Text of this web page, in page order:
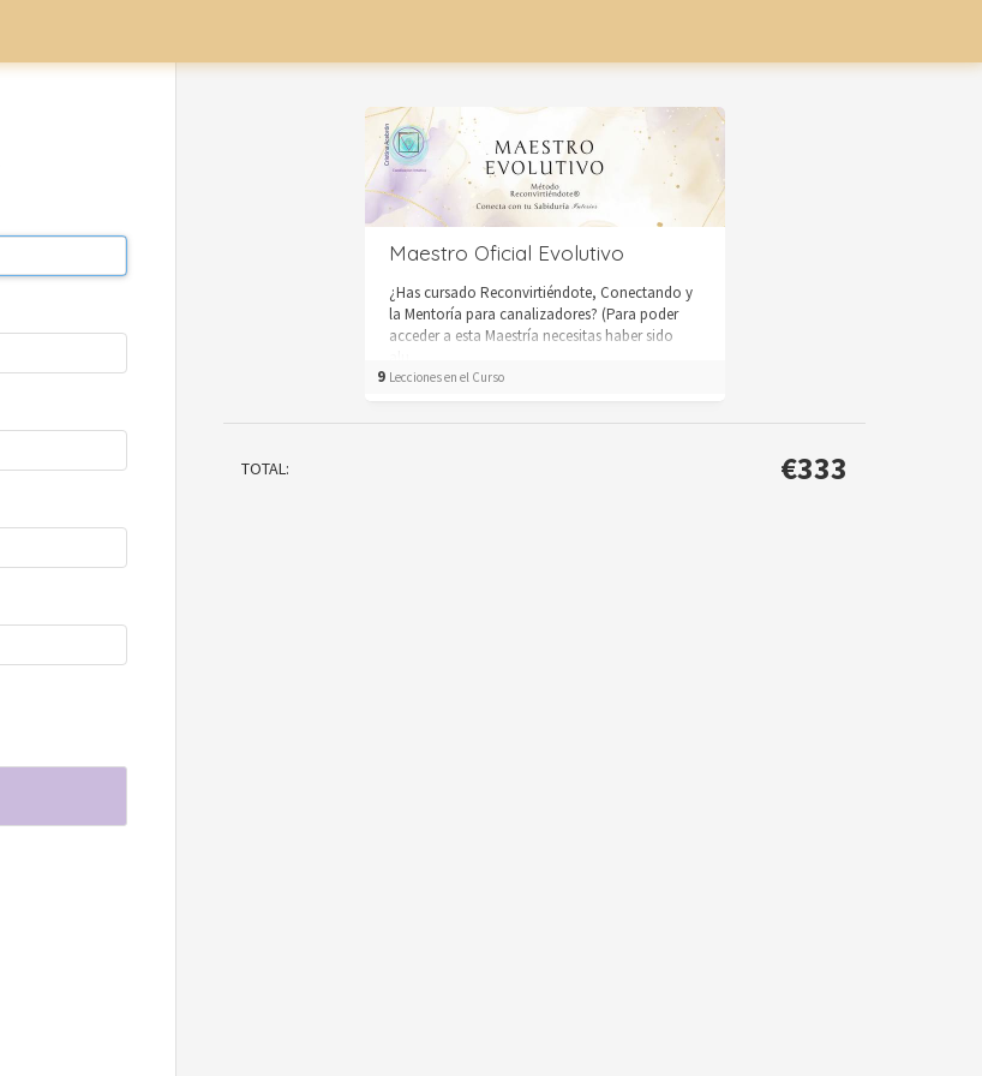
Maestro Oficial Evolutivo
¿Has cursado Reconvirtiéndote, Conectando y
la Mentoría para canalizadores? (Para poder
acceder a esta Maestría necesitas haber sido
9 Lecciones en el Curso
TOTAL: €333